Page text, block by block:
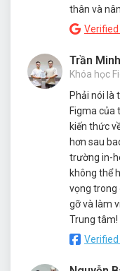
thân và
Verified
Trần
Khóa học
Phải nói là
Figma của
kiến thức
hơn sau
trường in-
không thể
vọng trong
gỡ và làm
Trung tâm!
Verified